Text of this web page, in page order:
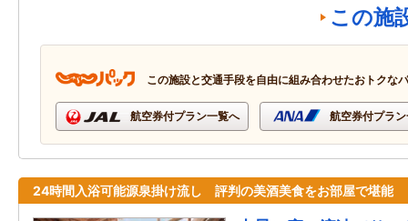
この施
この施設と交通手段を自由に組み合わせたおトクな
航空券付プラン一覧へ 航空券付プラ
24時間入浴可能源泉掛け流し 評判の美酒美食をお部屋で堪能